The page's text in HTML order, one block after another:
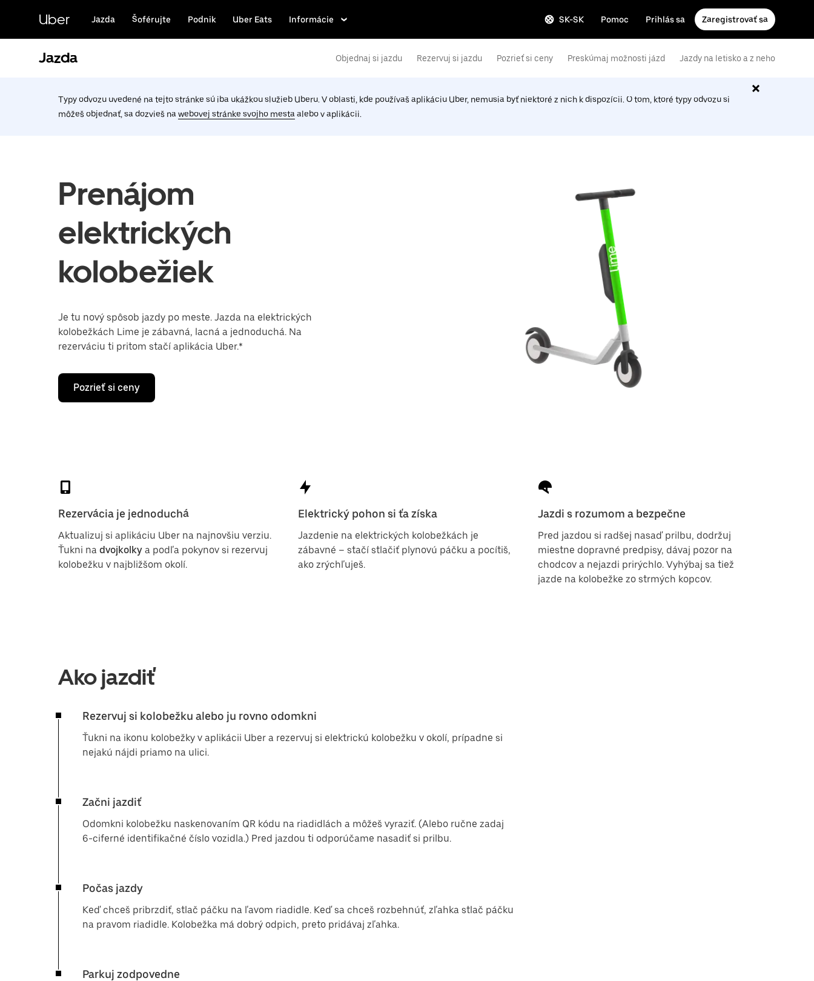
obsah
Uber Jazda Šoférujte Podnik Uber Eats Informácie SK-SK Pomoc Prihlás sa Zaregistrovať sa
Jazda Objednaj si jazdu Rezervuj si jazdu Pozrieť si ceny Preskúmaj možnosti jázd Jazdy na letisko a z neho
Typy odvozu uvedené na tejto stránke sú iba ukážkou služieb Uberu. V oblasti, kde používaš aplikáciu Uber, nemusia byť niektoré z nich k dispozícii. O tom, ktoré typy odvozu si
môžeš objednať, sa dozvieš nawebovej stránke svojho mestaalebo v aplikácii.
Prenájom
elektrických
kolobežiek
Je tu nový spôsob jazdy po meste. Jazda na elektrických
kolobežkách Lime je zábavná, lacná a jednoduchá. Na
rezerváciu ti pritom stačí aplikácia Uber.*
Pozrieť si ceny
Rezervácia je jednoduchá
Aktualizuj si aplikáciu Uber na najnovšiu verziu.
Ťukni na dvojkolky a podľa pokynov si rezervuj
kolobežku v najbližšom okolí.
Elektrický pohon si ťa získa
Jazdenie na elektrických kolobežkách je
zábavné – stačí stlačiť plynovú páčku a pocítiš,
ako zrýchľuješ.
Jazdi s rozumom a bezpečne
Pred jazdou si radšej nasaď prilbu, dodržuj
miestne dopravné predpisy, dávaj pozor na
chodcov a nejazdi prirýchlo. Vyhýbaj sa tiež
jazde na kolobežke zo strmých kopcov.
Ako jazdiť
Rezervuj si kolobežku alebo ju rovno odomkni
Ťukni na ikonu kolobežky v aplikácii Uber a rezervuj si elektrickú kolobežku v okolí, prípadne si
nejakú nájdi priamo na ulici.
Začni jazdiť
Odomkni kolobežku naskenovaním QR kódu na riadidlách a môžeš vyraziť. (Alebo ručne zadaj
6-ciferné identifikačné číslo vozidla.) Pred jazdou ti odporúčame nasadiť si prilbu.
Počas jazdy
Keď chceš pribrzdiť, stlač páčku na ľavom riadidle. Keď sa chceš rozbehnúť, zľahka stlač páčku
na pravom riadidle. Kolobežka má dobrý odpich, preto pridávaj zľahka.
Parkuj zodpovedne